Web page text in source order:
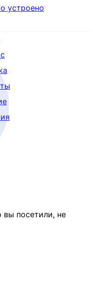
устроено
вы посетили, не